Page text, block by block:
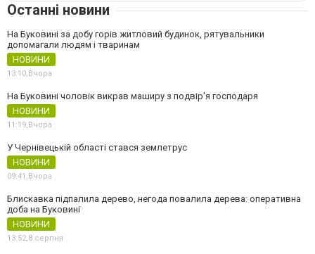
Останні новини
На Буковині за добу горів житловий будинок, рятувальники
допомагали людям і тваринам
НОВИНИ
13:10, Вчора
На Буковині чоловік викрав маширу з подвір'я господаря
НОВИНИ
11:19, Вчора
У Чернівецькій області стався землетрус
НОВИНИ
09:41, Вчора
Блискавка підпалила дерево, негода повалила дерева: оперативна
доба на Буковині
НОВИНИ
13:52, 8 серпня